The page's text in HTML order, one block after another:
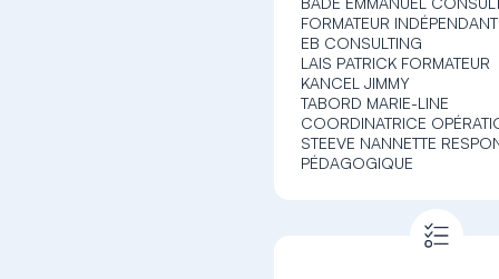
FORMATEUR
EB CONSULTING
LAIS PATRICK FORMATEUR
KANCEL JIMMY
TABORD MARIE-LINE
COORDINATRICE
STEEVE NANNETTE
PÉDAGOGIQUE